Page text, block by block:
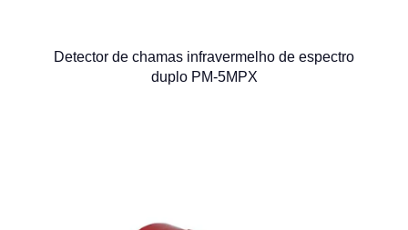
Detector de chamas infravermelho de espectro
duplo PM-5MPX